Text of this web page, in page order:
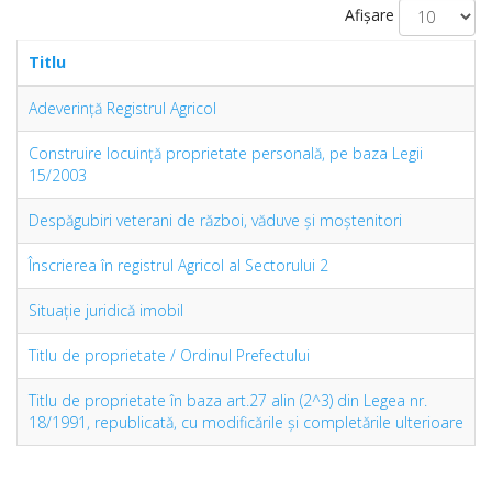
Afișare
Titlu
Adeverință Registrul Agricol
Construire locuință proprietate personală, pe baza Legii
15/2003
Despăgubiri veterani de război, văduve și moștenitori
Înscrierea în registrul Agricol al Sectorului 2
Situație juridică imobil
Titlu de proprietate / Ordinul Prefectului
Titlu de proprietate în baza art.27 alin (2^3) din Legea nr.
18/1991, republicată, cu modificările şi completările ulterioare